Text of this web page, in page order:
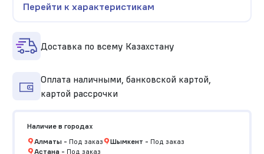
Перейти к характеристикам
Доставка по всему Казахстану
Оплата наличными, банковской картой,
картой рассрочки
Наличие в городах
Алматы- Под заказ Шымкент - Под заказ
Астана- Под заказ